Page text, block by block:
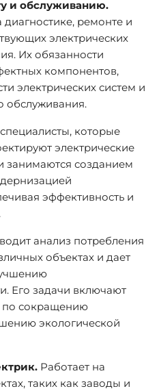
и обслуживанию.
ремонте и
электрических
Их обязанности
компонентов,
электрических систем и
обслуживания.
которые
электрические
занимаются созданием
эффективность и
анализ потребления
объектах и дает
Его задачи включают
по сокращению
экологической
Работает на
таких как заводы и